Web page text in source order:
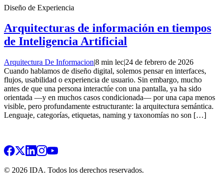
Diseño de Experiencia
Arquitecturas de información en tiempos
de Inteligencia Artificial
Arquitectura De Informacion|8 min lec|24 de febrero de 2026
Cuando hablamos de diseño digital, solemos pensar en interfaces,
flujos, usabilidad o experiencia de usuario. Sin embargo, mucho
antes de que una persona interactúe con una pantalla, ya ha sido
orientada —y en muchos casos condicionada— por una capa menos
visible, pero profundamente estructurante: la arquitectura semántica.
Lenguaje, categorías, etiquetas, naming y taxonomías no son […]
© 2026 IDA. Todos los derechos reservados.